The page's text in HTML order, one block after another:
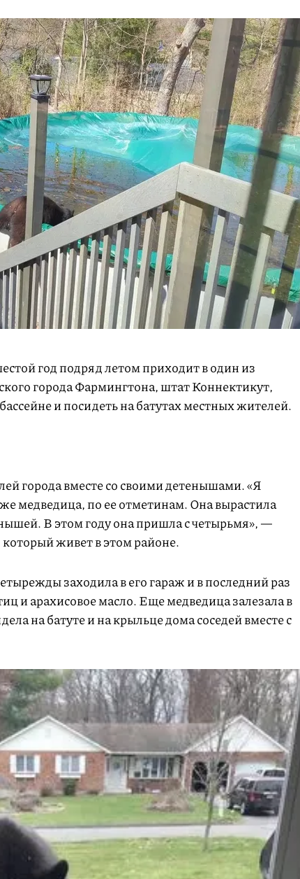
год подряд летом приходит в один из
города Фармингтона, штат Коннектикут,
и посидеть на батутах местных жителей.
города вместе со своими детенышами. «Я
медведица, по ее отметинам. Она вырастила
В этом году она пришла с четырьмя», —
живет в этом районе.
заходила в его гараж и в последний раз
и арахисовое масло. Еще медведица залезала в
на батуте и на крыльце дома соседей вместе с